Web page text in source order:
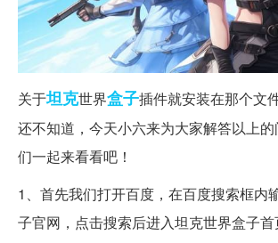
关于坦克世界盒子插件就安装在那个文
还不知道，今天小六来为大家解答以上
们一起来看看吧！
1、首先我们打开百度，在百度搜索框内
子官网，点击搜索后进入坦克世界盒子首